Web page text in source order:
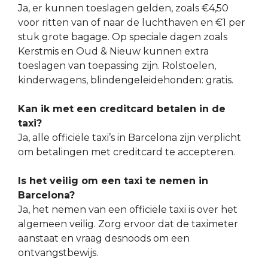
Ja, er kunnen toeslagen gelden, zoals €4,50
voor ritten van of naar de luchthaven en €1 per
stuk grote bagage. Op speciale dagen zoals
Kerstmis en Oud & Nieuw kunnen extra
toeslagen van toepassing zijn. Rolstoelen,
kinderwagens, blindengeleidehonden: gratis.
Kan ik met een creditcard betalen in de
taxi?
Ja, alle officiële taxi’s in Barcelona zijn verplicht
om betalingen met creditcard te accepteren.
Is het veilig om een taxi te nemen in
Barcelona?
Ja, het nemen van een officiële taxi is over het
algemeen veilig. Zorg ervoor dat de taximeter
aanstaat en vraag desnoods om een
ontvangstbewijs.